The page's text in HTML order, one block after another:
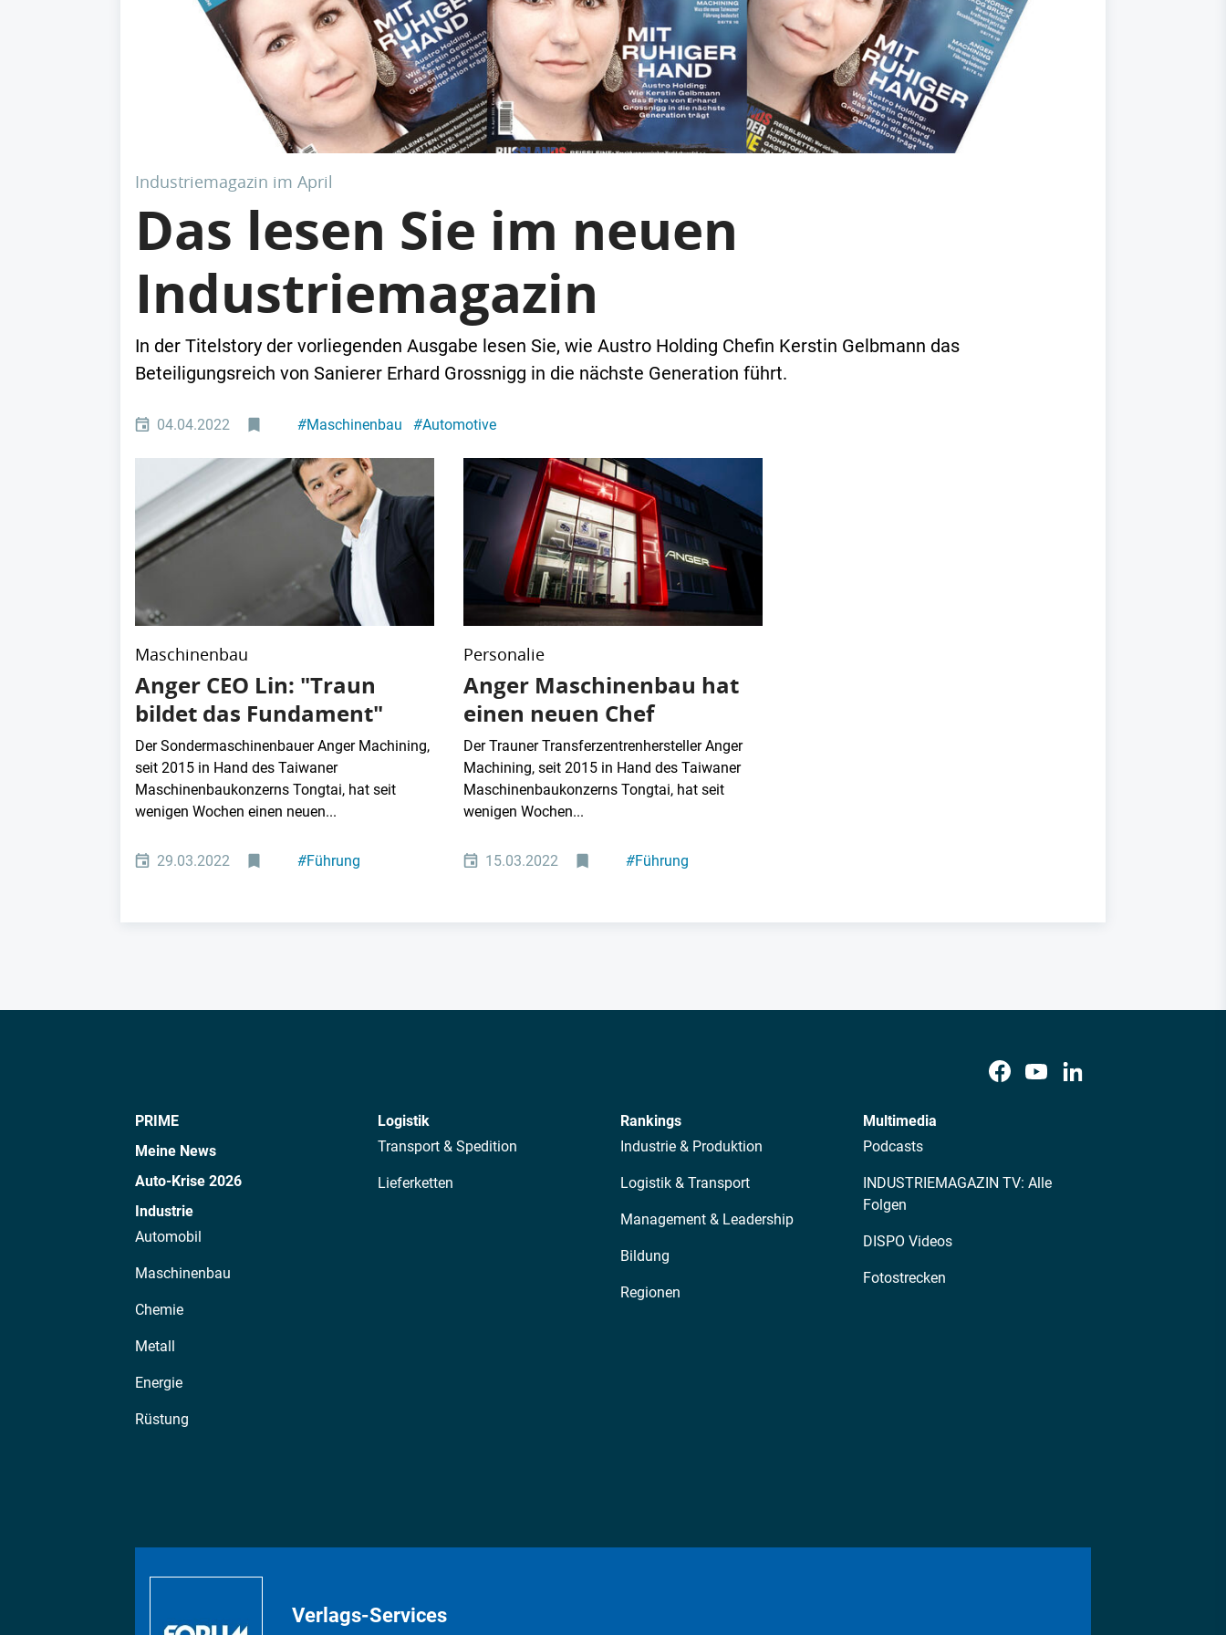
Industriemagazin im April
Das lesen Sie im neuen
Industriemagazin
In der Titelstory der vorliegenden Ausgabe lesen Sie, wie Austro Holding Chefin Kerstin Gelbmann das
Beteiligungsreich von Sanierer Erhard Grossnigg in die nächste Generation führt.
04.04.2022 #Maschinenbau #Automotive
Maschinenbau
Anger CEO Lin: "Traun
bildet das Fundament"
Der Sondermaschinenbauer Anger Machining,
seit 2015 in Hand des Taiwaner
Maschinenbaukonzerns Tongtai, hat seit
wenigen Wochen einen neuen...
29.03.2022 #Führung
Personalie
Anger Maschinenbau hat
einen neuen Chef
Der Trauner Transferzentrenhersteller Anger
Machining, seit 2015 in Hand des Taiwaner
Maschinenbaukonzerns Tongtai, hat seit
wenigen Wochen...
15.03.2022 #Führung
PRIME
Meine News
Auto-Krise 2026
Industrie
Automobil
Maschinenbau
Chemie
Metall
Energie
Rüstung
Logistik
Transport & Spedition
Lieferketten
Rankings
Industrie & Produktion
Logistik & Transport
Management & Leadership
Bildung
Regionen
Multimedia
Podcasts
INDUSTRIEMAGAZIN TV: Alle
Folgen
DISPO Videos
Fotostrecken
Verlags-Services